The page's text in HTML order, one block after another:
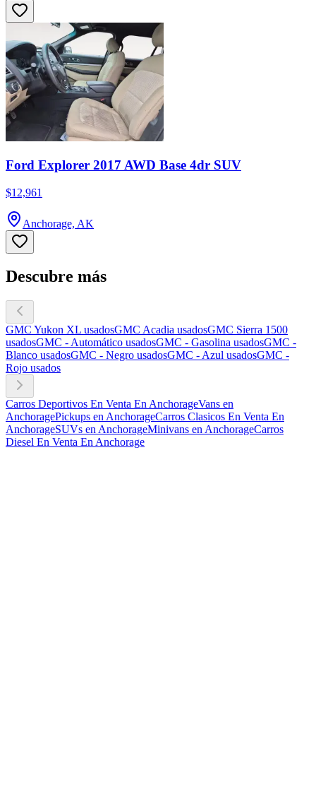
Ford Explorer 2017 AWD Base 4dr SUV
$12,961
Anchorage, AK
Descubre más
GMC Yukon XL usadosGMC Acadia usadosGMC Sierra 1500
usadosGMC - Automático usadosGMC - Gasolina usadosGMC -
Blanco usadosGMC - Negro usadosGMC - Azul usadosGMC -
Rojo usados
Carros Deportivos En Venta En AnchorageVans en
AnchoragePickups en AnchorageCarros Clasicos En Venta En
AnchorageSUVs en AnchorageMinivans en AnchorageCarros
Diesel En Venta En Anchorage